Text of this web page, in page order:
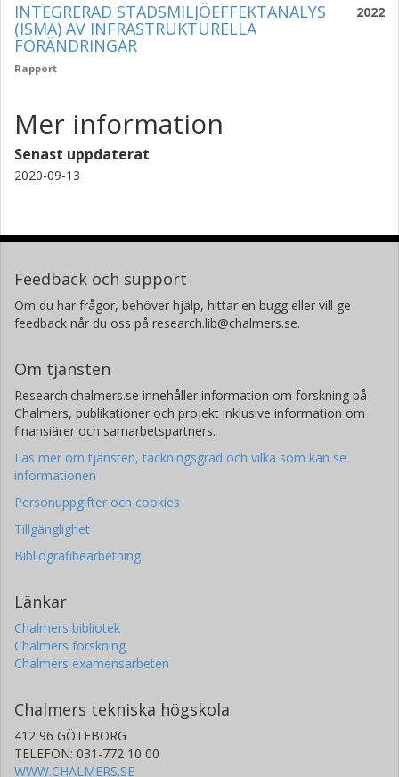
2022
INTEGRERAD STADSMILJÖEFFEKTANALYS
(ISMA) AV INFRASTRUKTURELLA
FÖRÄNDRINGAR
Rapport
Mer information
Senast uppdaterat
2020-09-13
Feedback och support
Om du har frågor, behöver hjälp, hittar en bugg eller vill ge
feedback når du oss på research.lib@chalmers.se.
Om tjänsten
Research.chalmers.se innehåller information om forskning på
Chalmers, publikationer och projekt inklusive information om
finansiärer och samarbetspartners.
Läs mer om tjänsten, täckningsgrad och vilka som kan se
informationen
Personuppgifter och cookies
Tillgänglighet
Bibliografibearbetning
Länkar
Chalmers bibliotek
Chalmers forskning
Chalmers examensarbeten
Chalmers tekniska högskola
412 96 GÖTEBORG
TELEFON: 031-772 10 00
WWW.CHALMERS.SE